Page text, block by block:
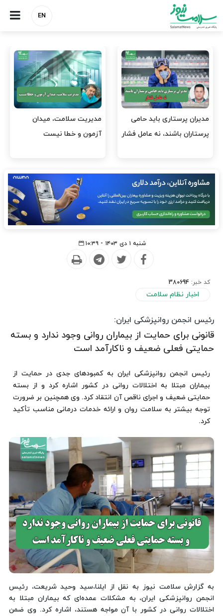
EN
حامی
عامل فشار
مدیریت سلامت، میدان
آزمون و خطا نیست
وقت وزیر بهداشت
افتتاح پروژه‌ها شود؟
شنبه ۱ دی ۱۴۰۳ - ۱۰:۳۹
کد خبر: 380694
اخبار نظام سلامت
رئیس انجمن روانپزشکی ایران:
قانونی برای حمایت از بیماران روانی وجود ندارد و بسته
حمایتی فعلی ضعیف و ناکارآمد است
رئیس انجمن روانپزشکی ایران به کمبودهای جدی در حمایت از
بیماران مبتلا به اختلالات روانی در کشور اشاره کرد و از بسته
حمایتی ضعیف و اجرای ناقص آن انتقاد کرد. وی همچنین بر ضرورت
توجه بیشتر به سلامت روان و ارائه خدمات درمانی مناسب تأکید
کرد.
به گزارش سلامت نیوز به نقل از ایلنا،سید وحید شریعت، رئیس
انجمن روانپزشکی ایران، به مشکلات عمده‌ای که بیماران مبتلا به
اختلالات روانی در کشور با آن مواجه هستند، اشاره کرد. وی ضمن